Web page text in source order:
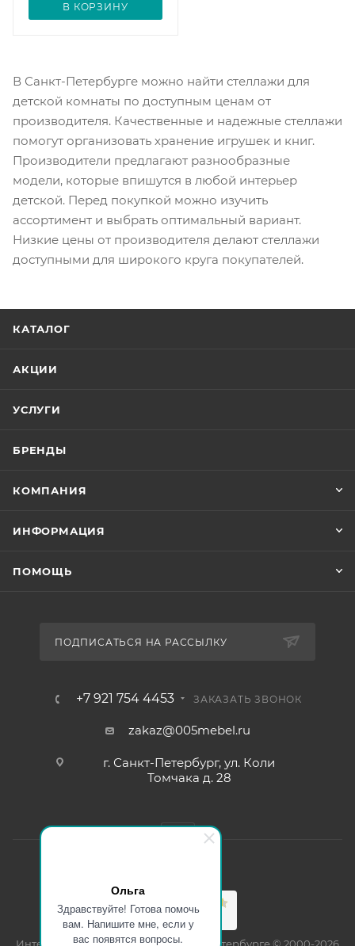
Ольга
Здравствуйте! Готова помочь
вам. Напишите мне, если у
вас появятся вопросы.
В КОРЗИНУ
В Санкт-Петербурге можно найти стеллажи для
детской комнаты по доступным ценам от
производителя. Качественные и надежные стеллажи
помогут организовать хранение игрушек и книг.
Производители предлагают разнообразные
модели, которые впишутся в любой интерьер
детской. Перед покупкой можно изучить
ассортимент и выбрать оптимальный вариант.
Низкие цены от производителя делают стеллажи
доступными для широкого круга покупателей.
КАТАЛОГ
АКЦИИ
УСЛУГИ
БРЕНДЫ
КОМПАНИЯ
ИНФОРМАЦИЯ
ПОМОЩЬ
ПОДПИСАТЬСЯ НА РАССЫЛКУ
+7 921 754 4453 ЗАКАЗАТЬ ЗВОНОК
zakaz@005mebel.ru
г. Санкт-Петербург, ул. Коли
Томчака д. 28